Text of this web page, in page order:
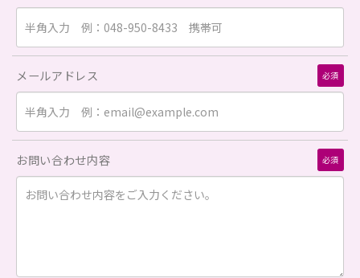
メールアドレス 必須
お問い合わせ内容 必須